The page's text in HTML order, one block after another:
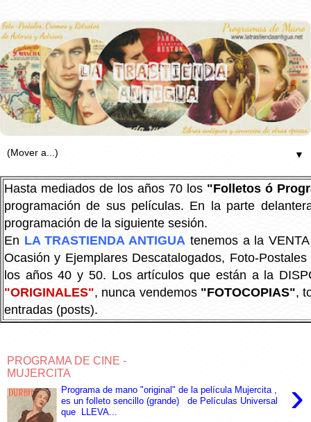
▼
Hasta mediados de los años 70 los "Folletos ó
programación de sus películas. En la parte
programación de la siguiente sesión.
En LA TRASTIENDA ANTIGUA tenemos a la
Ocasión y Ejemplares Descatalogados, Foto-
los años 40 y 50. Los artículos que están a la
"ORIGINALES", nunca vendemos "FOTOCOPIAS",
entradas (posts).
PROGRAMA DE CINE -
MUJERCITA
›
Programa de mano "original" de la película Mujercita ,
es un folleto sencillo (grande) de Películas Universal
que LLEVA...